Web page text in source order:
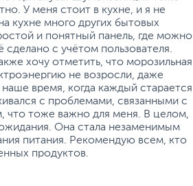
У меня стоит в кухне, и я не
кухне много других бытовых
и понятный панель, где можно
с учётом пользователя.
хочу отметить, что морозильная
не возросли, даже
время, когда каждый старается
с проблемами, связанными с
что тоже важно для меня. В целом,
Она стала незаменимым
питания. Рекомендую всем, кто
продуктов.